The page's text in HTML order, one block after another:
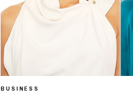
BUSINESS